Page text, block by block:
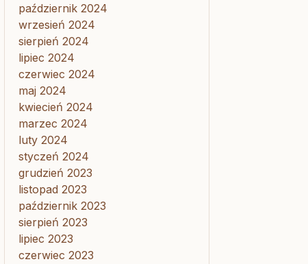
październik 2024
wrzesień 2024
sierpień 2024
lipiec 2024
czerwiec 2024
maj 2024
kwiecień 2024
marzec 2024
luty 2024
styczeń 2024
grudzień 2023
listopad 2023
październik 2023
sierpień 2023
lipiec 2023
czerwiec 2023